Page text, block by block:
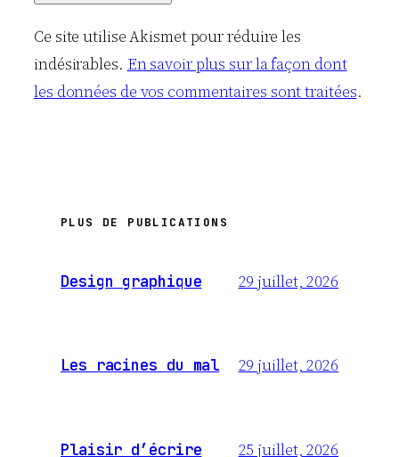
Ce site utilise Akismet pour réduire les
indésirables. En savoir plus sur la façon dont
les données de vos commentaires sont traitées.
PLUS DE PUBLICATIONS
Design graphique 29 juillet, 2026
Les racines du mal 29 juillet, 2026
Plaisir d’écrire 25 juillet, 2026